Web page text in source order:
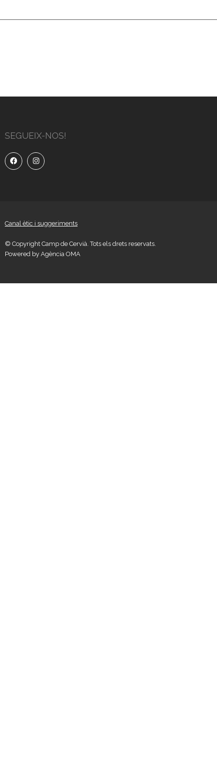
SEGUEIX-NOS!
Canal ètic i suggeriments
© Copyright Camp de Cervià. Tots els drets reservats.
Powered by Agència OMA